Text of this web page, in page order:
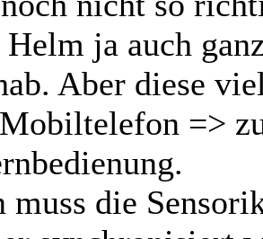
Helm ja auch
Aber diese
=>
muss die